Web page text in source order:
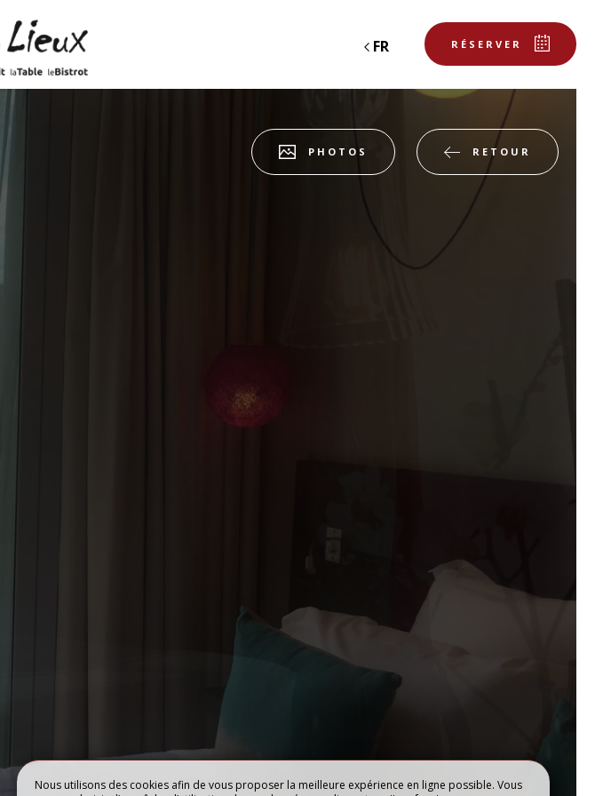
RÉSERVER
FR
LE RESTAURANT – LA
réserver une soirée-étape
PHOTOS RETOUR
Nous utilisons des cookies afin de vous proposer la meilleure expérience en ligne possible. Vous